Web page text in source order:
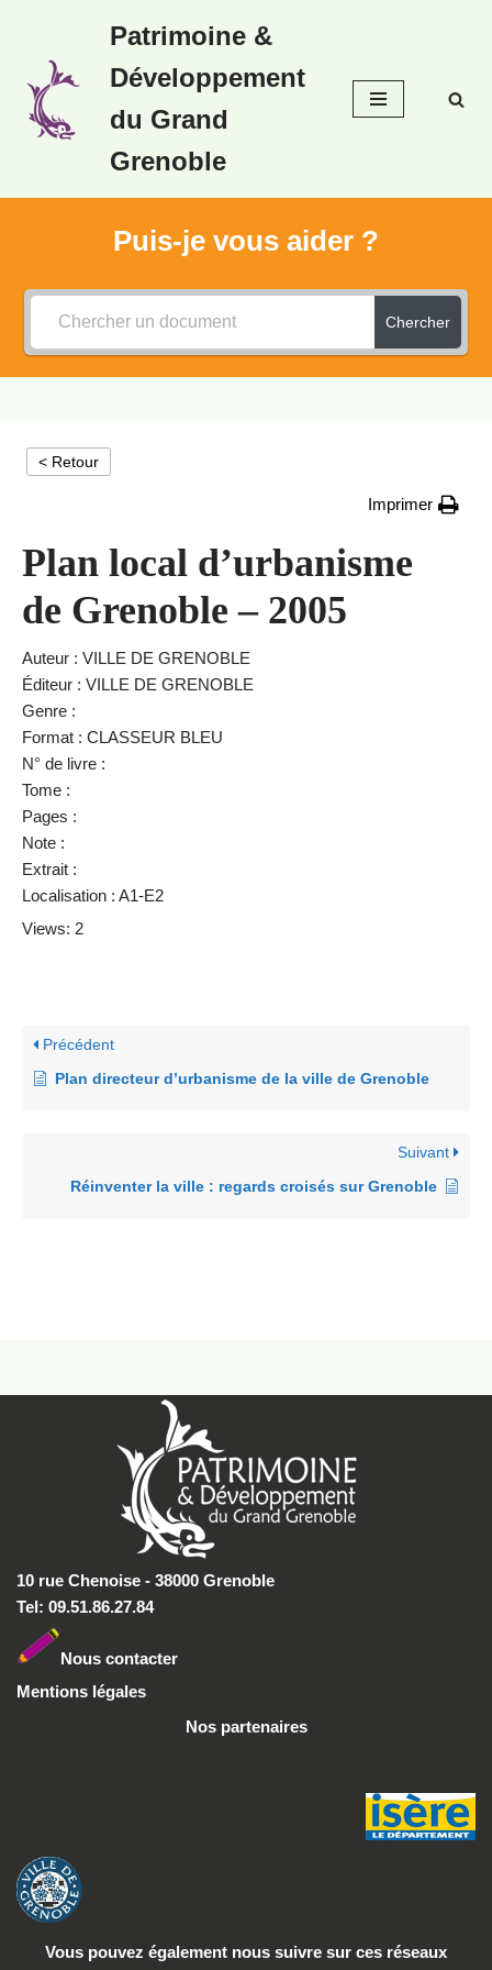
au
contenu
Patrimoine &
Développement
du Grand
Grenoble
Puis-je vous aider ?
Chercher
< Retour
Imprimer
Plan local d’urbanisme
de Grenoble – 2005
Auteur : VILLE DE GRENOBLE
Éditeur : VILLE DE GRENOBLE
Genre :
Format : CLASSEUR BLEU
N° de livre :
Tome :
Pages :
Note :
Extrait :
Localisation : A1-E2
Views: 2
Précédent
Plan directeur d’urbanisme de la ville de Grenoble
Suivant
Réinventer la ville : regards croisés sur Grenoble
10 rue Chenoise - 38000 Grenoble
Tel: 09.51.86.27.84
Nous contacter
Mentions légales
Nos partenaires
Vous pouvez également nous suivre sur ces réseaux